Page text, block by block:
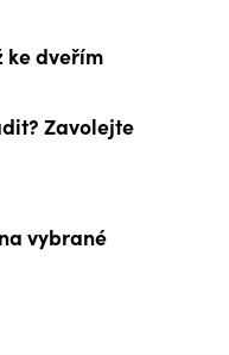
ke dveřím
Zavolejte
vybrané